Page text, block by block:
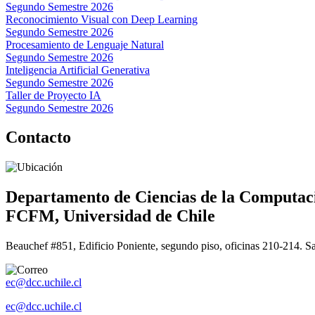
Segundo Semestre 2026
Reconocimiento Visual con Deep Learning
Segundo Semestre 2026
Procesamiento de Lenguaje Natural
Segundo Semestre 2026
Inteligencia Artificial Generativa
Segundo Semestre 2026
Taller de Proyecto IA
Segundo Semestre 2026
Contacto
Departamento de Ciencias de la
FCFM, Universidad de Chile
Beauchef #851, Edificio Poniente, segundo piso, oficinas 210-214.
ec@dcc.uchile.cl
ec@dcc.uchile.cl